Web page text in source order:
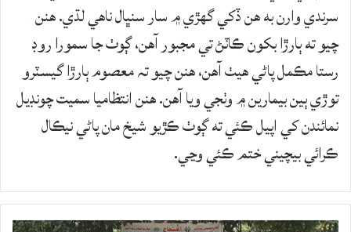
سرندي وارن به هن ڏکي گهڙي ۾ سار سنڀال ناهي لڌي. هنن
چيو ته ٻارڙا بکون ڪاٽڻ تي مجبور آھن، ڳوٺ جا سمورا روڊ
رستا مڪمل پاڻي هيٺ آھن، هنن چيو تہ معصوم ٻارڙا گيسٽرو
توڙي ٻين بيمارين ۾ وٺجي ويا آھن. هنن انتظاميا سميت چونڊيل
نمائندن کي اپيل ڪئي ته ڳوٺ ڪڙيو شيخ مان پاڻي نيڪال
ڪرائي بيچيني ختم ڪئي وڃي.